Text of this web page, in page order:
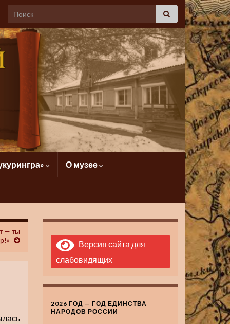
О музее
— ты
Версия сайта для
слабовидящих
2026 ГОД — ГОД ЕДИНСТВА
НАРОДОВ РОССИИ